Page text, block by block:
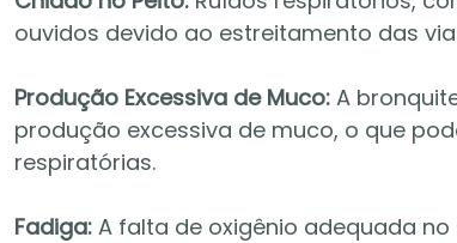
ouvidos devido ao estreitamento das
Produção Excessiva de Muco: A
produção excessiva de muco, o que
respiratórias.
Fadiga: A falta de oxigênio adequada